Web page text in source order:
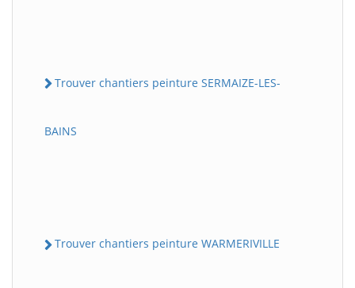
Trouver chantiers peinture SERMAIZE-LES-
BAINS
Trouver chantiers peinture WARMERIVILLE